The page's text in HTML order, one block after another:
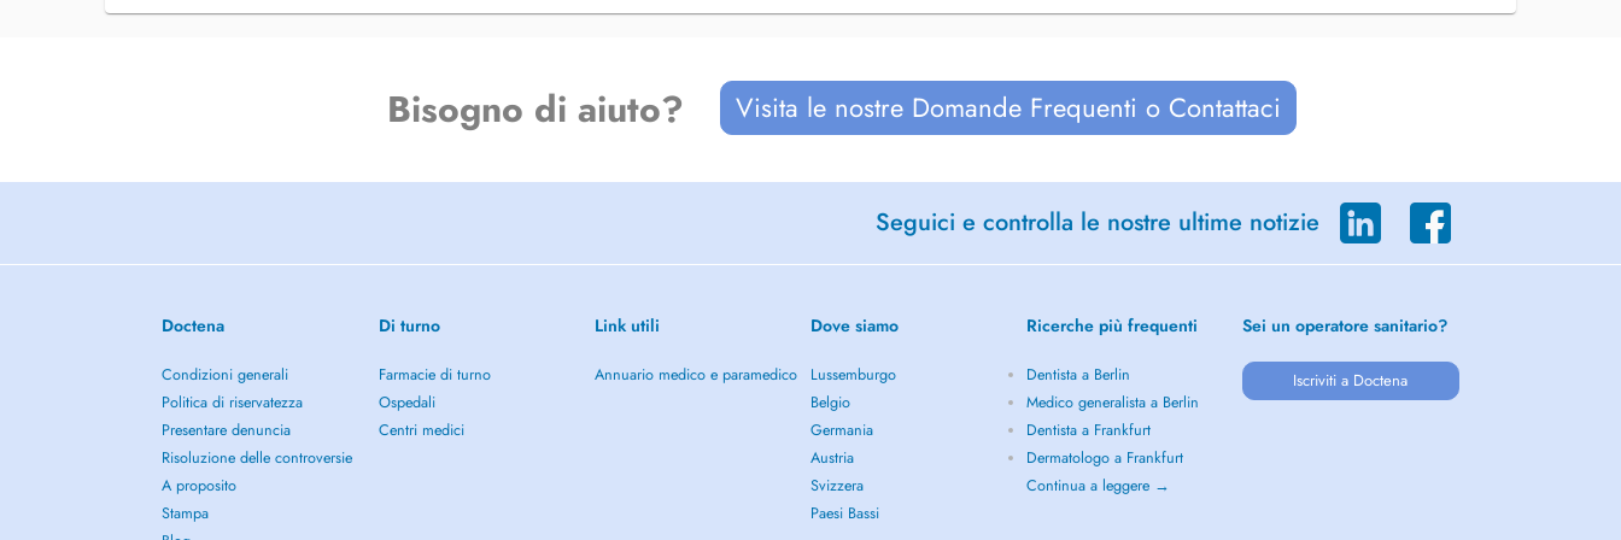
Bisogno di aiuto? Visita le nostre Domande Frequenti o Contattaci
Seguici e controlla le nostre ultime notizie
Doctena
Condizioni generali
Politica di riservatezza
Presentare denuncia
Risoluzione delle controversie
A proposito
Stampa
Di turno
Farmacie di turno
Ospedali
Centri medici
Link utili
Annuario medico e paramedico
Dove siamo
Lussemburgo
Belgio
Germania
Austria
Svizzera
Paesi Bassi
Ricerche più frequenti
Dentista a Berlin
Medico generalista a Berlin
Dentista a Frankfurt
Dermatologo a Frankfurt
Continua a leggere →
Sei un operatore sanitario?
Iscriviti a Doctena